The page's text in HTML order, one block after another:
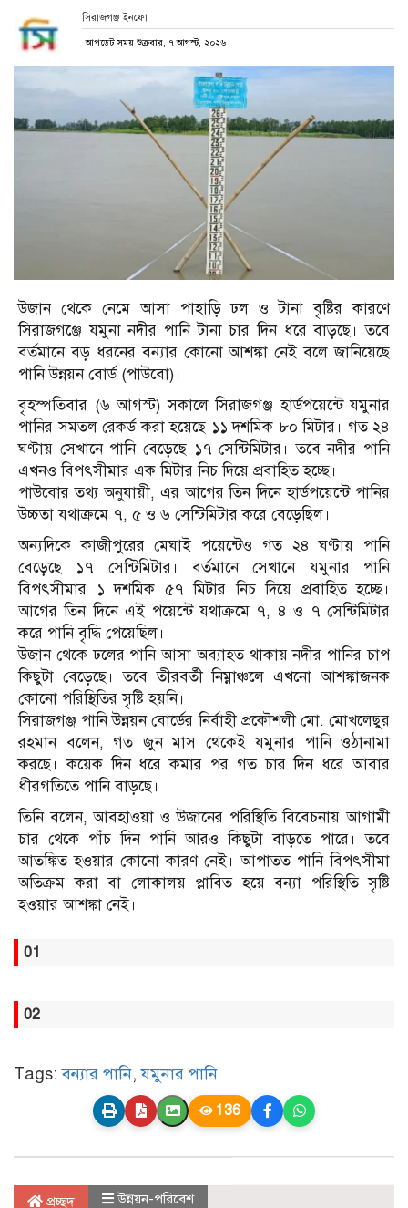
সিরাজগঞ্জ ইনফো
আপডেট সময় শুক্রবার, ৭ আগস্ট, ২০২৬
উজান থেকে নেমে আসা পাহাড়ি ঢল ও টানা বৃষ্টির কারণে
সিরাজগঞ্জে যমুনা নদীর পানি টানা চার দিন ধরে বাড়ছে। তবে
বর্তমানে বড় ধরনের বন্যার কোনো আশঙ্কা নেই বলে জানিয়েছে
পানি উন্নয়ন বোর্ড (পাউবো)।
বৃহস্পতিবার (৬ আগস্ট) সকালে সিরাজগঞ্জ হার্ডপয়েন্টে যমুনার
পানির সমতল রেকর্ড করা হয়েছে ১১ দশমিক ৮০ মিটার। গত ২৪
ঘণ্টায় সেখানে পানি বেড়েছে ১৭ সেন্টিমিটার। তবে নদীর পানি
এখনও বিপৎসীমার এক মিটার নিচ দিয়ে প্রবাহিত হচ্ছে।
পাউবোর তথ্য অনুযায়ী, এর আগের তিন দিনে হার্ডপয়েন্টে পানির
উচ্চতা যথাক্রমে ৭, ৫ ও ৬ সেন্টিমিটার করে বেড়েছিল।
অন্যদিকে কাজীপুরের মেঘাই পয়েন্টেও গত ২৪ ঘণ্টায় পানি
বেড়েছে ১৭ সেন্টিমিটার। বর্তমানে সেখানে যমুনার পানি
বিপৎসীমার ১ দশমিক ৫৭ মিটার নিচ দিয়ে প্রবাহিত হচ্ছে।
আগের তিন দিনে এই পয়েন্টে যথাক্রমে ৭, ৪ ও ৭ সেন্টিমিটার
করে পানি বৃদ্ধি পেয়েছিল।
উজান থেকে ঢলের পানি আসা অব্যাহত থাকায় নদীর পানির চাপ
কিছুটা বেড়েছে। তবে তীরবর্তী নিম্নাঞ্চলে এখনো আশঙ্কাজনক
কোনো পরিস্থিতির সৃষ্টি হয়নি।
সিরাজগঞ্জ পানি উন্নয়ন বোর্ডের নির্বাহী প্রকৌশলী মো. মোখলেছুর
রহমান বলেন, গত জুন মাস থেকেই যমুনার পানি ওঠানামা
করছে। কয়েক দিন ধরে কমার পর গত চার দিন ধরে আবার
ধীরগতিতে পানি বাড়ছে।
তিনি বলেন, আবহাওয়া ও উজানের পরিস্থিতি বিবেচনায় আগামী
চার থেকে পাঁচ দিন পানি আরও কিছুটা বাড়তে পারে। তবে
আতঙ্কিত হওয়ার কোনো কারণ নেই। আপাতত পানি বিপৎসীমা
অতিক্রম করা বা লোকালয় প্লাবিত হয়ে বন্যা পরিস্থিতি সৃষ্টি
হওয়ার আশঙ্কা নেই।
01
02
Tags:বন্যার পানি,যমুনার পানি
136
প্রচ্ছদ উন্নয়ন-পরিবেশ